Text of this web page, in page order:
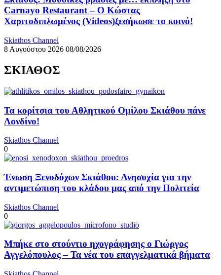
Carnayo Restaurant – Ο Κώστας
Χαριτοδιπλωμένος (Videos)ξεσήκωσε το κοινό!
Skiathos Channel
8 Αυγούστου 2026 08/08/2026
ΣΚΙΑΘΟΣ
Τα κορίτσια του Αθλητικού Ομίλου Σκιάθου πάνε
Λονδίνο!
Skiathos Channel
0
Ένωση Ξενοδόχων Σκιάθου: Ανησυχία για την
αντιμετώπιση του κλάδου μας από την Πολιτεία
Skiathos Channel
0
Μπήκε στο στούντιο ηχογράφησης ο Γιώργος
Αγγελόπουλος – Τα νέα του επαγγελματικά βήματα